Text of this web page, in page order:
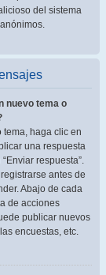
del sistema
nuevo tema o
tema, haga clic en
una respuesta
respuesta”.
antes de
Abajo de cada
de acciones
publicar nuevos
encuestas, etc.